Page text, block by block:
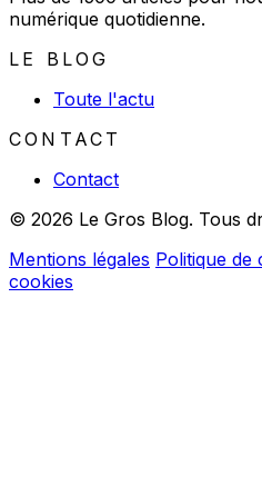
numérique quotidienne.
LE BLOG
Toute l'actu
CONTACT
Contact
© 2026 Le Gros Blog. Tous
Mentions légales Politique de
cookies